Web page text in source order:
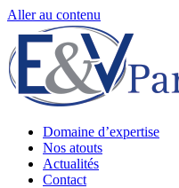
Aller au contenu
Domaine d’expertise
Nos atouts
Actualités
Contact